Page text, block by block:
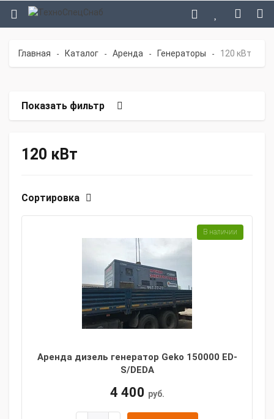
Главная - Каталог - Аренда - Генераторы - 120 кВт
Показать фильтр
120 кВт
Сортировка
Аренда дизель генератор Geko 150000 ED-
S/DEDA
4 400 руб.
В наличии